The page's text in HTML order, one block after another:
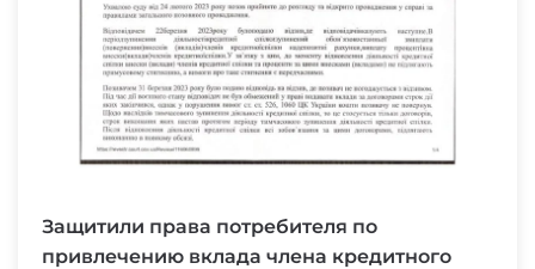
Защитили права потребителя по
привлечению вклада члена кредитного